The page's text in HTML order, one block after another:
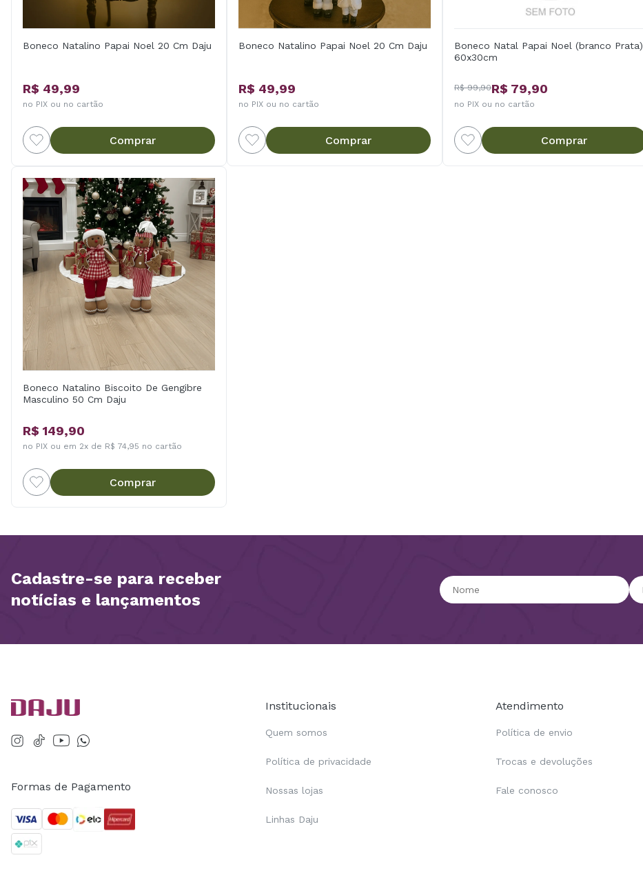
Boneco Natalino Papai Noel 20 Cm Daju
R$ 49,99
no PIX ou no cartão
Comprar
Boneco Natalino Papai Noel 20 Cm Daju
R$ 49,99
no PIX ou no cartão
Comprar
Boneco Natal Papai Noel (branco Prata)
60x30cm
R$ 99,90R$ 79,90
no PIX ou no cartão
Comprar
Boneco Natalino Biscoito De Gengibre
Masculino 50 Cm Daju
R$ 149,90
no PIX ou em 2x de R$ 74,95 no cartão
Comprar
Cadastre-se para receber
notícias e lançamentos
Formas de Pagamento
Institucionais
Quem somos
Política de privacidade
Nossas lojas
Linhas Daju
Atendimento
Política de envio
Trocas e devoluções
Fale conosco